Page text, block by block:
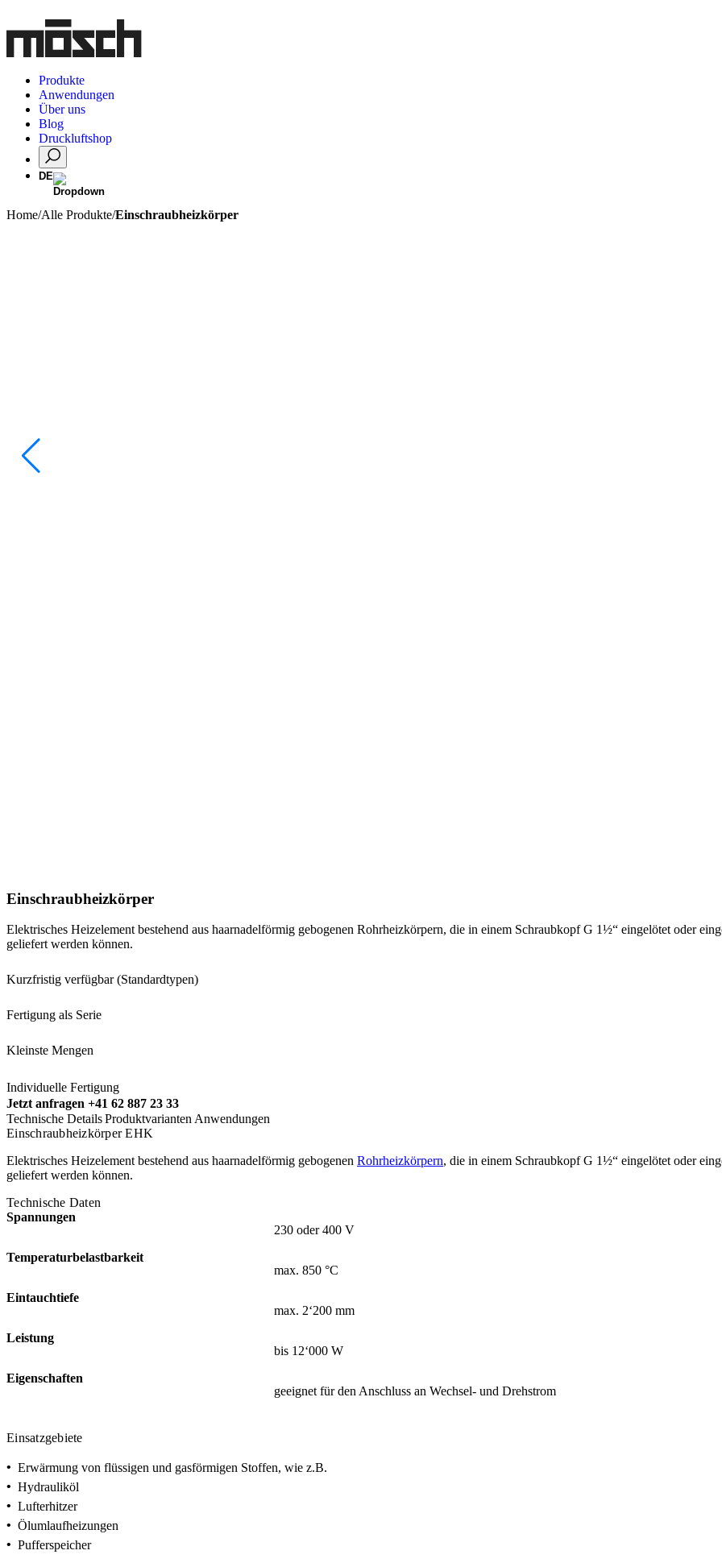
Produkte
Anwendungen
Über uns
Blog
Druckluftshop
DE
Home/Alle Produkte/Einschraubheizkörper
Einschraubheizkörper
Elektrisches Heizelement bestehend aus haarnadelförmig gebogenen Rohrheizkörpern, die in einem Schraubkopf G 1½“ eingelötet oder
geliefert werden können.
Kurzfristig verfügbar (Standardtypen)
Fertigung als Serie
Kleinste Mengen
Individuelle Fertigung
Jetzt anfragen +41 62 887 23 33
Technische DetailsProduktvarianten Anwendungen
Einschraubheizkörper EHK
Elektrisches Heizelement bestehend aus haarnadelförmig gebogenen Rohrheizkörpern, die in einem Schraubkopf G 1½“ eingelötet oder
geliefert werden können.
Technische Daten
Spannungen
230 oder 400 V
Temperaturbelastbarkeit
max. 850 °C
Eintauchtiefe
max. 2‘200 mm
Leistung
bis 12‘000 W
Eigenschaften
geeignet für den Anschluss an Wechsel- und Drehstrom
Einsatzgebiete
• Erwärmung von flüssigen und gasförmigen Stoffen, wie z.B.
• Hydrauliköl
• Lufterhitzer
• Ölumlaufheizungen
• Pufferspeicher